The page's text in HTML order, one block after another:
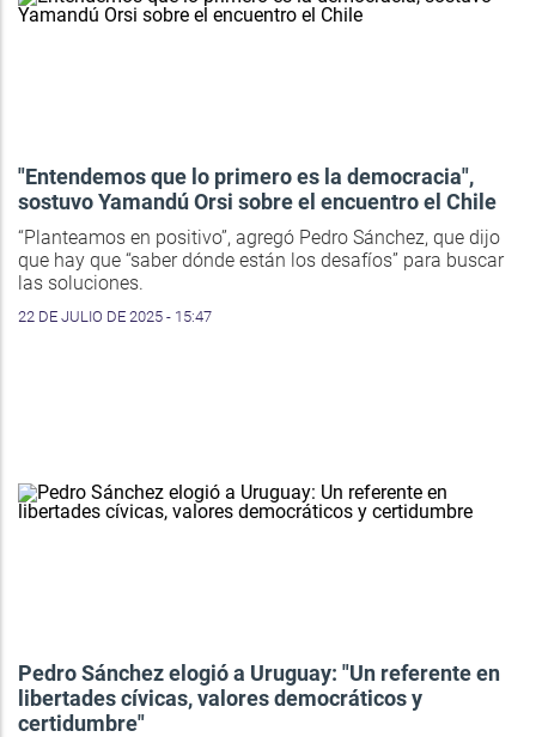
"Entendemos que lo primero es la democracia",
sostuvo Yamandú Orsi sobre el encuentro el Chile
“Planteamos en positivo”, agregó Pedro Sánchez, que dijo
que hay que “saber dónde están los desafíos” para buscar
las soluciones.
22 DE JULIO DE 2025 - 15:47
Pedro Sánchez elogió a Uruguay: "Un referente en
libertades cívicas, valores democráticos y
certidumbre"